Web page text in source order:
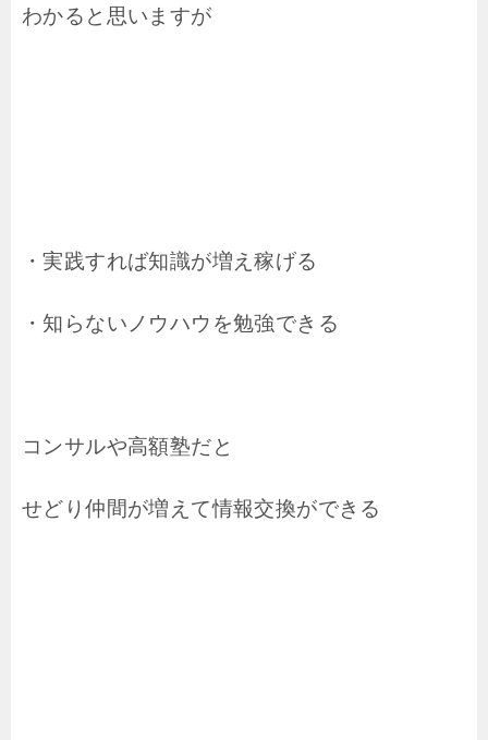
わかると思いますが
・実践すれば知識が増え稼げる
・知らないノウハウを勉強できる
コンサルや高額塾だと
せどり仲間が増えて情報交換ができる